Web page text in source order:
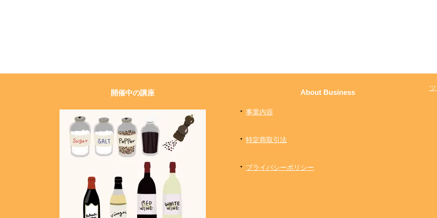
開催中の講座 About Business
・ 事業内容
・ 特定商取引法
・ プライバシーポリシー